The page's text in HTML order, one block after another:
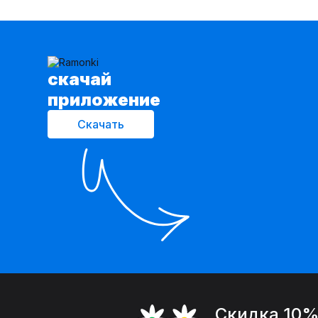
Aira Style123
Angelina & Сompany
Anna Majewska
Arisha
Atelero157
Avenue
cкачай
приложение
Скачать
Скидка 10%